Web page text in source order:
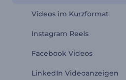
Videos im Kurzformat
Instagram Reels
Facebook Videos
LinkedIn Videoanzeigen